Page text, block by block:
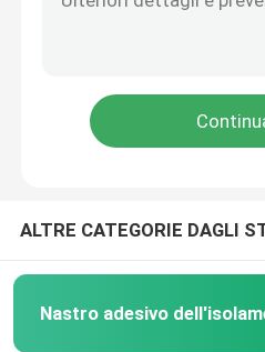
Nastro adesivo del di
La stagnola ha affrontato
ALTRE CATEGORIE DAGLI
Nastro adesivo